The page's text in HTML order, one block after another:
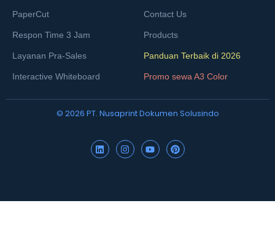
PaperCut
Respon Time 3 Jam
Layanan Pra-Sales
Interactive Whiteboard
Contact Us
Products
Panduan Terbaik di 2026
Promo sewa A3 Color
© 2026 PT. Nusaprint Dokumen Solusindo